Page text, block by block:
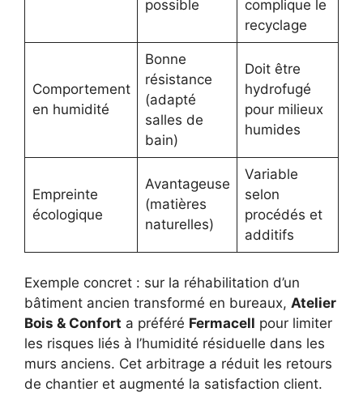
possible
complique le
recyclage
Comportement
en humidité
Bonne
résistance
(adapté
salles de
bain)
Doit être
hydrofugé
pour milieux
humides
Empreinte
écologique
Avantageuse
(matières
naturelles)
Variable
selon
procédés et
additifs
Exemple concret : sur la réhabilitation d’un
bâtiment ancien transformé en bureaux, Atelier
Bois & Confort a préféré Fermacell pour limiter
les risques liés à l’humidité résiduelle dans les
murs anciens. Cet arbitrage a réduit les retours
de chantier et augmenté la satisfaction client.